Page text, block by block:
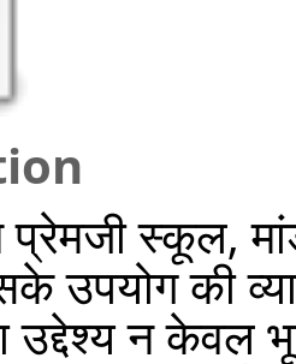
स्कूल,
उपयोग की
उद्देश्य न केवल